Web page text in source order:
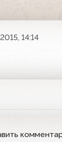
14:14